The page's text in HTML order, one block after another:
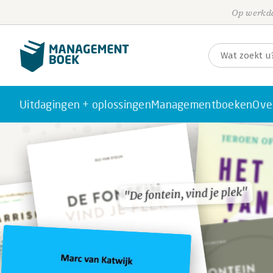
Op
Uitdagingen + oplossingenManagementboeken
"De fontein, vind je plek"
"De fontein, vind je plek"